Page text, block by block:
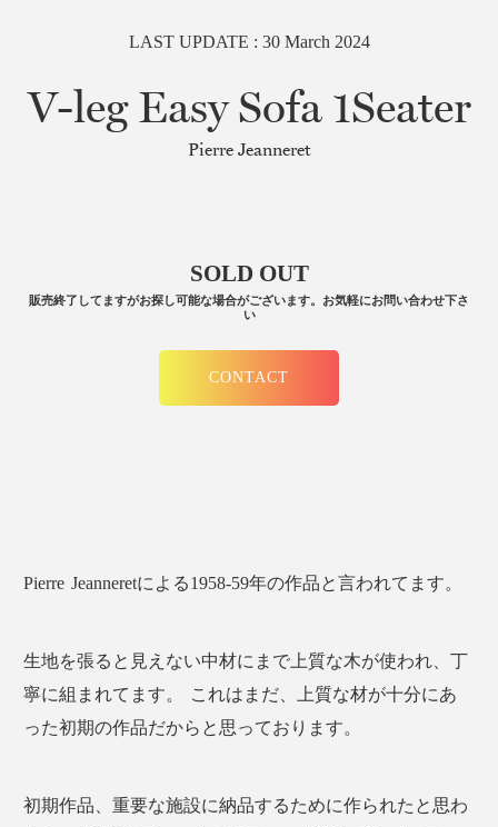
LAST UPDATE : 30 March 2024
V-leg Easy Sofa 1Seater
Pierre Jeanneret
SOLD OUT
販売終了してますがお探し可能な場合がございます。お気軽にお問い合わせ下さ
い
CONTACT
Pierre Jeanneretによる1958-59年の作品と言われてます。
生地を張ると見えない中材にまで上質な木が使われ、丁
寧に組まれてます。 これはまだ、上質な材が十分にあ
った初期の作品だからと思っております。
初期作品、重要な施設に納品するために作られたと思わ